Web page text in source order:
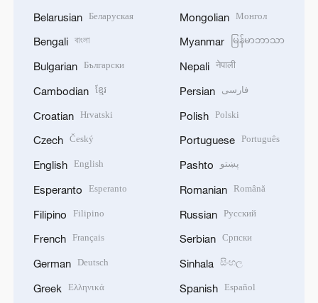
Belarusian Беларуская
Bengali বাংলা
Bulgarian Български
Cambodian ខ្មែរ
Croatian Hrvatski
Czech Český
English English
Esperanto Esperanto
Filipino Filipino
French Français
German Deutsch
Greek Ελληνικά
Mongolian Монгол
Myanmar မြန်မာဘာသာ
Nepali नेपाली
Persian فارسی
Polish Polski
Portuguese Português
Pashto پښتو
Romanian Română
Russian Русский
Serbian Српски
Sinhala සිංහල
Spanish Español